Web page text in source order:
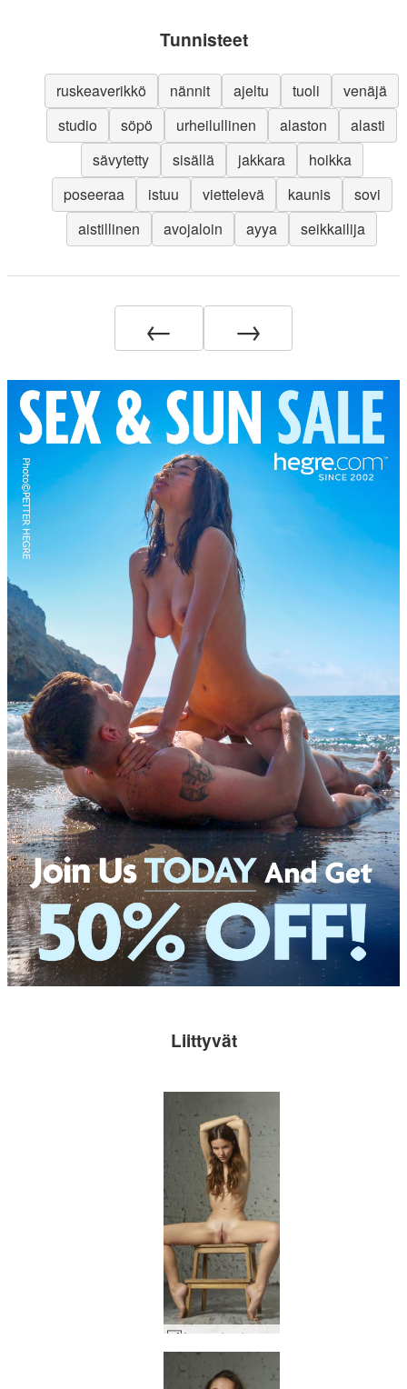
Tunnisteet
ruskeaverikkö nännit ajeltu tuoli
venäjä
studio
söpö urheilullinen alaston
alasti
sävytetty
sisällä jakkara
hoikka
poseeraa
istuu viettelevä kaunis
sovi
aistillinen
avojaloin ayya seikkailija
← →
Liittyvät
Ayya naisvoima #15